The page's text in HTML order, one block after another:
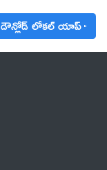
డౌన్లోడ్ లోకల్ యాప్